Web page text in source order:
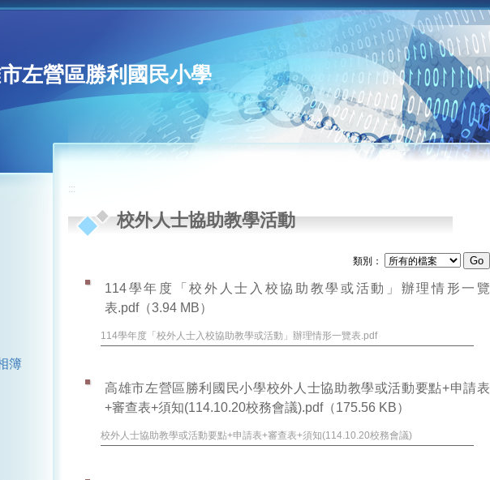
左營區勝利國民小學
簿
:::
校外人士協助教學活動
類別：
114學年度「校外人士入校協助教學或活動」辦理情形一覽
表.pdf（3.94 MB）
114學年度「校外人士入校協助教學或活動」辦理情形一覽表.pdf
高雄市左營區勝利國民小學校外人士協助教學或活動要點+申請表
+審查表+須知(114.10.20校務會議).pdf（175.56 KB）
校外人士協助教學或活動要點+申請表+審查表+須知(114.10.20校務會議)